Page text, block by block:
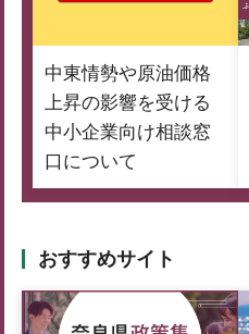
中東情勢や原油価格
上昇の影響を受ける
中小企業向け相談窓
口について
おすすめサイト